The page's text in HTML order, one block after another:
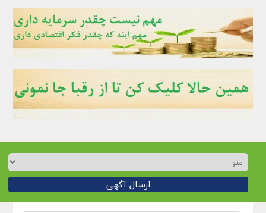
ارسال آگهی